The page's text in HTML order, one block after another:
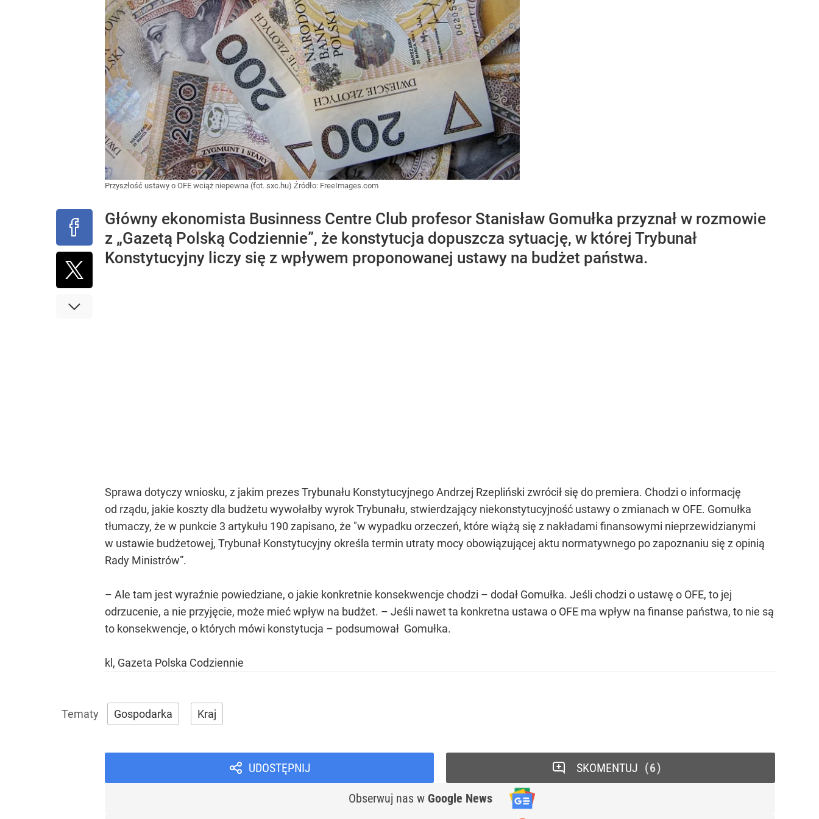
Przyszłość ustawy o OFE wciąż niepewna (fot. sxc.hu) Źródło: FreeImages.com
Główny ekonomista Businness Centre Club profesor Stanisław Gomułka przyznał w rozmowie
z „Gazetą Polską Codziennie”, że konstytucja dopuszcza sytuację, w której Trybunał
Konstytucyjny liczy się z wpływem proponowanej ustawy na budżet państwa.
Sprawa dotyczy wniosku, z jakim prezes Trybunału Konstytucyjnego Andrzej Rzepliński zwrócił się do premiera. Chodzi o informację
od rządu, jakie koszty dla budżetu wywołałby wyrok Trybunału, stwierdzający niekonstytucyjność ustawy o zmianach w OFE. Gomułka
tłumaczy, że w punkcie 3 artykułu 190 zapisano, że "w wypadku orzeczeń, które wiążą się z nakładami finansowymi nieprzewidzianymi
w ustawie budżetowej, Trybunał Konstytucyjny określa termin utraty mocy obowiązującej aktu normatywnego po zapoznaniu się z opinią
Rady Ministrów”.
– Ale tam jest wyraźnie powiedziane, o jakie konkretnie konsekwencje chodzi – dodał Gomułka. Jeśli chodzi o ustawę o OFE, to jej
odrzucenie, a nie przyjęcie, może mieć wpływ na budżet. – Jeśli nawet ta konkretna ustawa o OFE ma wpływ na finanse państwa, to nie są
to konsekwencje, o których mówi konstytucja – podsumował Gomułka.
kl, Gazeta Polska Codziennie
Gospodarka Kraj
UDOSTĘPNIJ
Obserwuj nas w Google News
SKOMENTUJ 6